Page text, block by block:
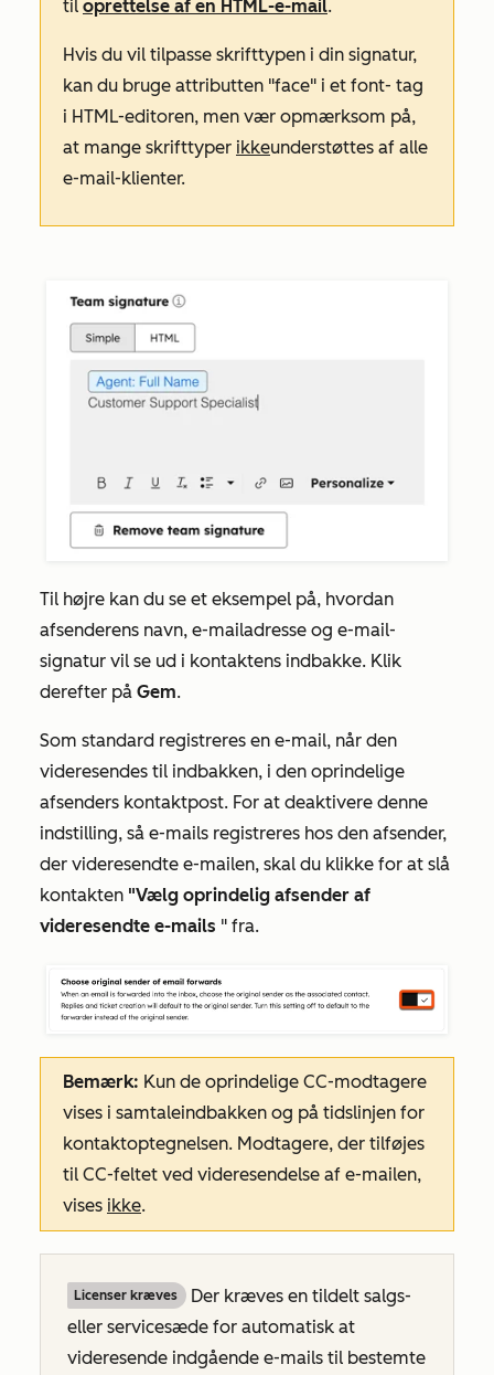
til oprettelse af en HTML-e-mail.
Hvis du vil tilpasse skrifttypen i din signatur,
kan du bruge attributten "face" i et font- tag
i HTML-editoren, men vær opmærksom på,
at mange skrifttyper ikkeunderstøttes af alle
e-mail-klienter.
Til højre kan du se et eksempel på, hvordan
afsenderens navn, e-mailadresse og e-mail-
signatur vil se ud i kontaktens indbakke. Klik
derefter på Gem.
Som standard registreres en e-mail, når den
videresendes til indbakken, i den oprindelige
afsenders kontaktpost. For at deaktivere denne
indstilling, så e-mails registreres hos den afsender,
der videresendte e-mailen, skal du klikke for at slå
kontakten "Vælg oprindelig afsender af
videresendte e-mails " fra.
Bemærk: Kun de oprindelige CC-modtagere
vises i samtaleindbakken og på tidslinjen for
kontaktoptegnelsen. Modtagere, der tilføjes
til CC-feltet ved videresendelse af e-mailen,
vises ikke.
Licenser kræves
Der kræves en tildelt salgs-
eller servicesæde for automatisk at
videresende indgående e-mails til bestemte